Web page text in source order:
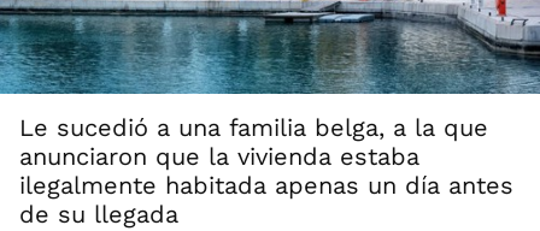
Le sucedió a una familia belga, a la que
anunciaron que la vivienda estaba
ilegalmente habitada apenas un día antes
de su llegada